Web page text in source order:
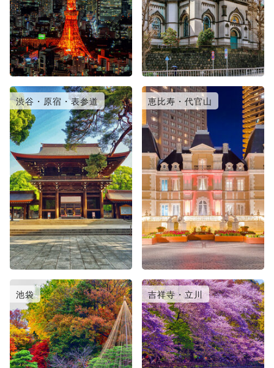
渋谷・原宿・表参道 恵比寿・代官山
池袋 吉祥寺・立川